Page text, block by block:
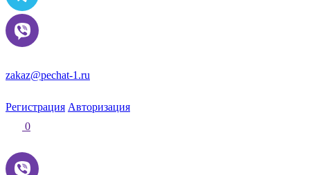
zakaz@pechat-1.ru
Регистрация Авторизация
0